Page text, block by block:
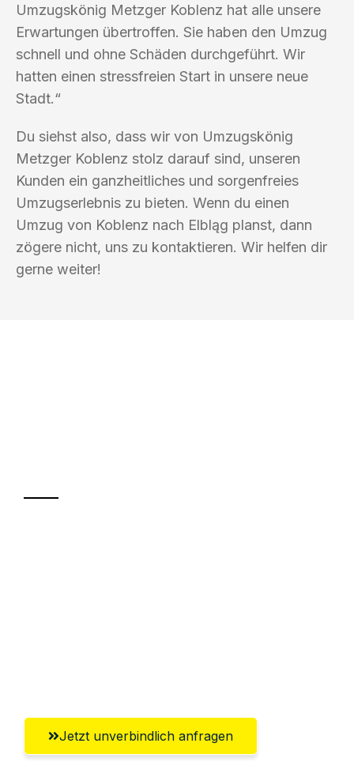
Umzugskönig Metzger Koblenz hat alle unsere
Erwartungen übertroffen. Sie haben den Umzug
schnell und ohne Schäden durchgeführt. Wir
hatten einen stressfreien Start in unsere neue
Stadt.“
Du siehst also, dass wir von Umzugskönig
Metzger Koblenz stolz darauf sind, unseren
Kunden ein ganzheitliches und sorgenfreies
Umzugserlebnis zu bieten. Wenn du einen
Umzug von Koblenz nach Elbląg planst, dann
zögere nicht, uns zu kontaktieren. Wir helfen dir
gerne weiter!
Jetzt unverbindlich anfragen